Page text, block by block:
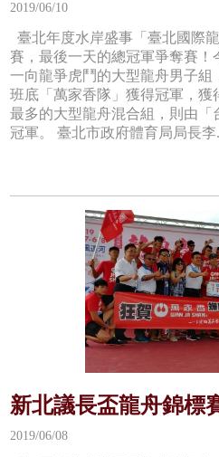
2019/06/10
臺北年度水岸盛事「臺北國際
賽，最後一天的總冠軍爭奪賽！
一向龍爭虎鬥的大型龍舟男子組
班底「萬家香隊」獲得冠軍，獲
最多的大型龍舟混合組，則由「
冠軍。 臺北市政府體育局局長李
新北議長盃龍舟錦標
2019/06/08